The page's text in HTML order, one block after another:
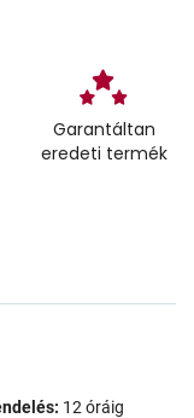
Garantáltan
eredeti termék
12 óráig